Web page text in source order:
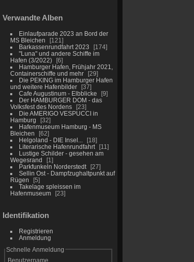
Verwandte Alben
Einlaufparade 2023 an Bord der
MS Bleichen
121
Barkassenrundfahrt 2023
174
"Luna" und andere Schiffe im
Hafen (3/2022)
6
Hamburger Hafen, Frühjahr 2021,
Containerschiffe und mehr
29
Die PEKING im Hamburger Hafen
und weitere Hafenbilder
37
Cafe Augustinum - Elbblicke
9
Der HAMBURGER DOM - das
Volksfest des Nordens
23
Die AMERIGO VESPUCCI in
Hamburg
32
Hafenmuseum Hamburg - MS
Bleichen
62
Helgoland - DIE Insel...
18
Literarische Hafenrundfahrt
11
Lustige Schilder - gesehen am
Wegesrand
1
Parkfunkeln Norderstedt
27
Sellin Ost - Dampfzughaltpunkt auf
Rügen
5
Takelage spleissen im
Hafenmuseum
23
Identifikation
Registrieren
Anmeldung
Schnelle Anmeldung
Benutzername